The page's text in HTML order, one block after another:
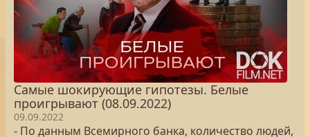
Самые шокирующие гипотезы. Белые
проигрывают (08.09.2022)
09.09.2022
- По данным Всемирного банка, количество людей,